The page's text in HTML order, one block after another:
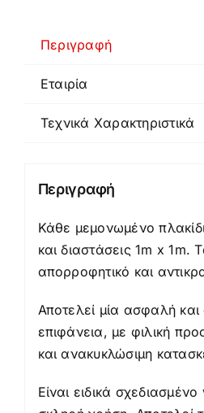
–
ποσότητα
Περιγραφή
Εταιρία
Τεχνικά Χαρακτηριστικά
Περιγραφή
Κάθε μεμονωμένο
και διαστάσεις 1m x 1m.
απορροφητικό και
Αποτελεί μία ασφαλή και
επιφάνεια, με φιλική
και ανακυκλώσιμη
Είναι ειδικά